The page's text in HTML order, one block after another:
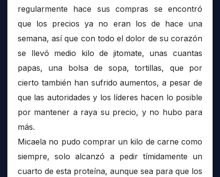
regularmente hace sus compras se encontró
que los precios ya no eran los de hace una
semana, así que con todo el dolor de su corazón
se llevó medio kilo de jitomate, unas cuantas
papas, una bolsa de sopa, tortillas, que por
cierto también han sufrido aumentos, a pesar de
que las autoridades y los líderes hacen lo posible
por mantener a raya su precio, y no hubo para
más.
Micaela no pudo comprar un kilo de carne como
siempre, solo alcanzó a pedir tímidamente un
cuarto de esta proteína, aunque sea para que los